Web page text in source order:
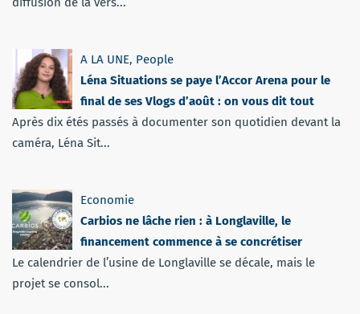
A LA UNE, People
Léna Situations se paye l’Accor Arena pour le
final de ses Vlogs d’août : on vous dit tout
Après dix étés passés à documenter son quotidien devant la
caméra, Léna Sit...
Economie
Carbios ne lâche rien : à Longlaville, le
financement commence à se concrétiser
Le calendrier de l’usine de Longlaville se décale, mais le
projet se consol...